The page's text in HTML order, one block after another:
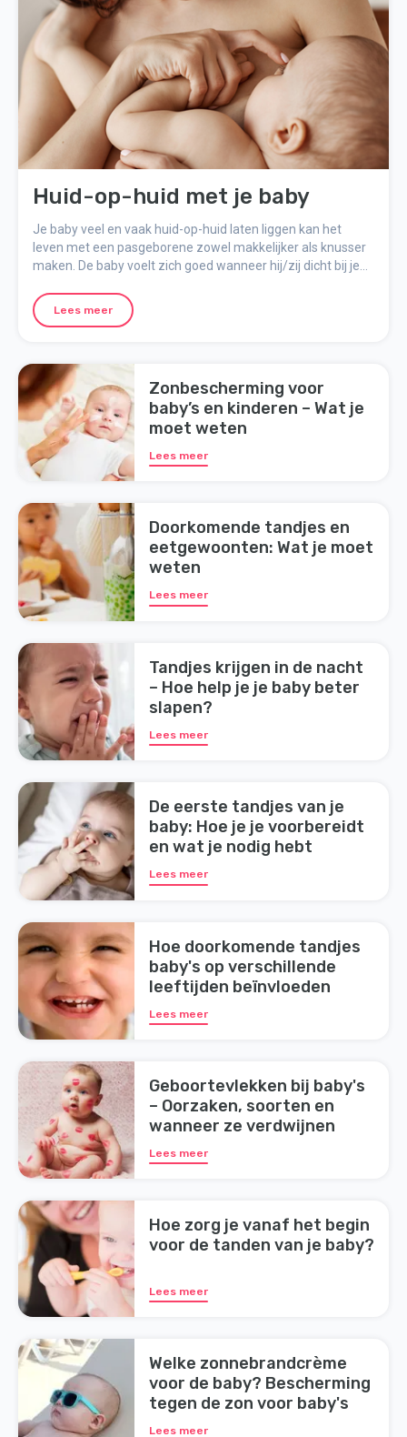
Huid-op-huid met je baby
Je baby veel en vaak huid-op-huid laten liggen kan het
leven met een pasgeborene zowel makkelijker als knusser
maken. De baby voelt zich goed wanneer hij/zij dicht bij je
band tussen jullie.
Lees meer
Zonbescherming voor
baby’s en kinderen – Wat je
moet weten
Lees meer
Doorkomende tandjes en
eetgewoonten: Wat je moet
weten
Lees meer
Tandjes krijgen in de nacht
– Hoe help je je baby beter
slapen?
Lees meer
De eerste tandjes van je
baby: Hoe je je voorbereidt
en wat je nodig hebt
Lees meer
Hoe doorkomende tandjes
baby's op verschillende
leeftijden beïnvloeden
Lees meer
Geboortevlekken bij baby's
– Oorzaken, soorten en
wanneer ze verdwijnen
Lees meer
Hoe zorg je vanaf het begin
voor de tanden van je baby?
Lees meer
Welke zonnebrandcrème
voor de baby? Bescherming
tegen de zon voor baby's
Lees meer